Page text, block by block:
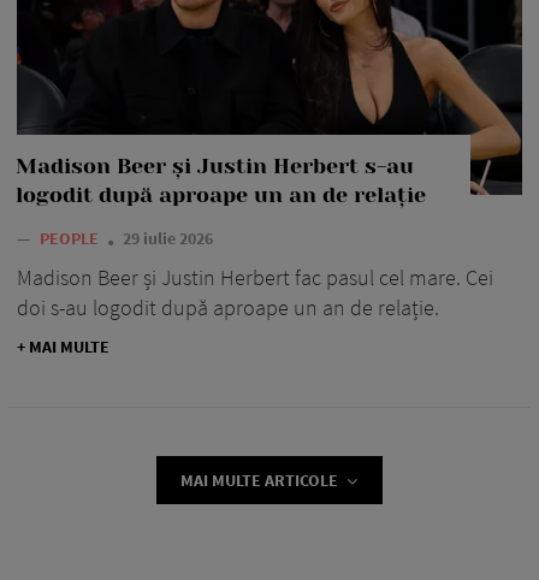
Madison Beer și Justin Herbert s-au
logodit după aproape un an de relație
— PEOPLE 29 iulie 2026
Madison Beer și Justin Herbert fac pasul cel mare. Cei
doi s-au logodit după aproape un an de relație.
+ MAI MULTE
MAI MULTE ARTICOLE